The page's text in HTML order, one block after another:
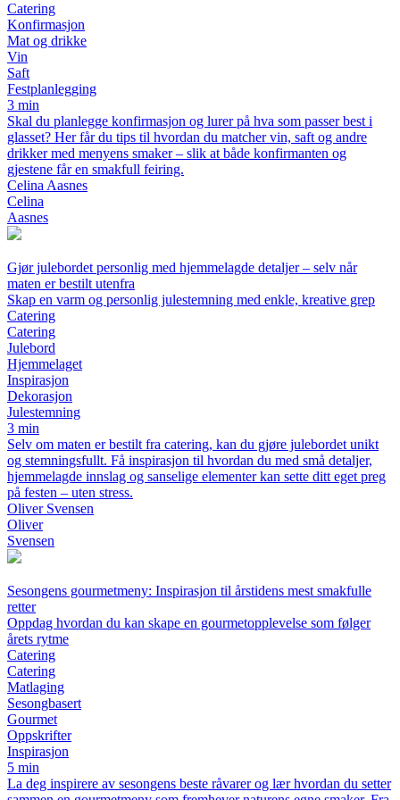
Catering
Konfirmasjon
Mat og drikke
Vin
Saft
Festplanlegging
3 min
Skal du planlegge konfirmasjon og lurer på hva som passer best i
glasset? Her får du tips til hvordan du matcher vin, saft og andre
drikker med menyens smaker – slik at både konfirmanten og
gjestene får en smakfull feiring.
Celina Aasnes
Celina
Aasnes
Gjør julebordet personlig med hjemmelagde detaljer – selv når
maten er bestilt utenfra
Skap en varm og personlig julestemning med enkle, kreative grep
Catering
Catering
Julebord
Hjemmelaget
Inspirasjon
Dekorasjon
Julestemning
3 min
Selv om maten er bestilt fra catering, kan du gjøre julebordet unikt
og stemningsfullt. Få inspirasjon til hvordan du med små detaljer,
hjemmelagde innslag og sanselige elementer kan sette ditt eget preg
på festen – uten stress.
Oliver Svensen
Oliver
Svensen
Sesongens gourmetmeny: Inspirasjon til årstidens mest smakfulle
retter
Oppdag hvordan du kan skape en gourmetopplevelse som følger
årets rytme
Catering
Catering
Matlaging
Sesongbasert
Gourmet
Oppskrifter
Inspirasjon
5 min
La deg inspirere av sesongens beste råvarer og lær hvordan du setter